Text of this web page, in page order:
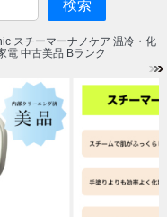
スチーマーナノケア 温冷・化
電 中古美品 Bランク